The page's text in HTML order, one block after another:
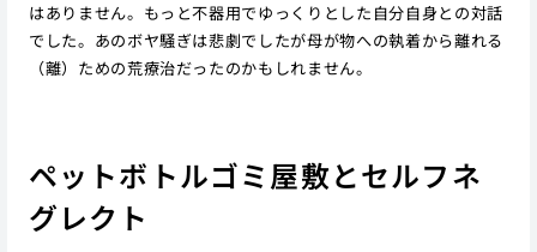
はありません。もっと不器用でゆっくりとした自分自身との対話
でした。あのボヤ騒ぎは悲劇でしたが母が物への執着から離れる
（離）ための荒療治だったのかもしれません。
ペットボトルゴミ屋敷とセルフネ
グレクト